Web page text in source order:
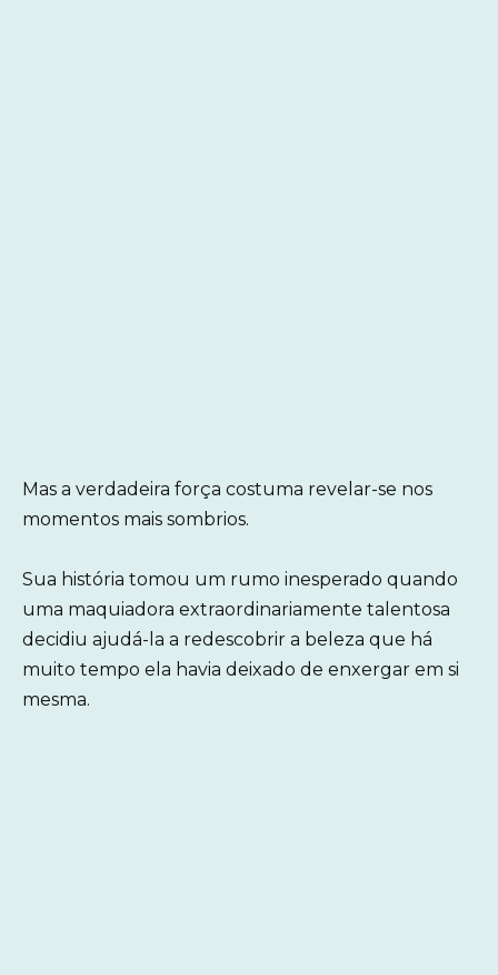
Mas a verdadeira força costuma revelar-se nos
momentos mais sombrios.
Sua história tomou um rumo inesperado quando
uma maquiadora extraordinariamente talentosa
decidiu ajudá-la a redescobrir a beleza que há
muito tempo ela havia deixado de enxergar em si
mesma.